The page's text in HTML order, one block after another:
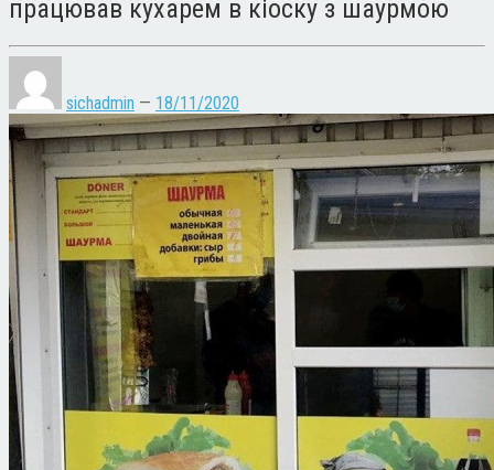
працював кухарем в кіоску з шаурмою
sichadmin — 18/11/2020